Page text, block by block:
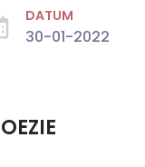
DATUM
30-01-2022